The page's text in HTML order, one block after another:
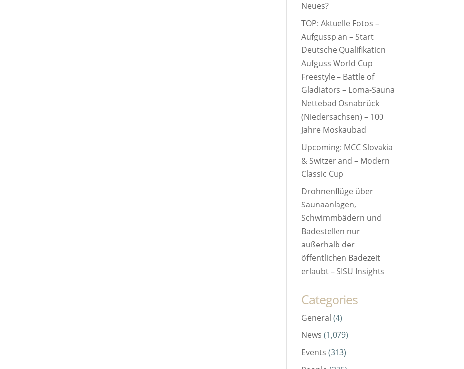
Neues?
TOP: Aktuelle Fotos –
Aufgussplan – Start
Deutsche Qualifikation
Aufguss World Cup
Freestyle – Battle of
Gladiators – Loma-Sauna
Nettebad Osnabrück
(Niedersachsen) – 100
Jahre Moskaubad
Upcoming: MCC Slovakia
& Switzerland – Modern
Classic Cup
Drohnenflüge über
Saunaanlagen,
Schwimmbädern und
Badestellen nur
außerhalb der
öffentlichen Badezeit
erlaubt – SISU Insights
Categories
General (4)
News (1,079)
Events (313)